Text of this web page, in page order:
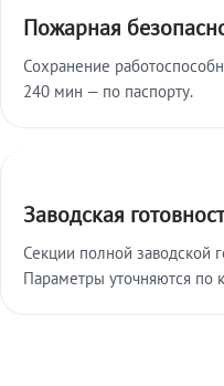
Пожарная
Сохранение
240 мин — по паспорту.
Заводская
Секции полной заводской
Параметры уточняются по